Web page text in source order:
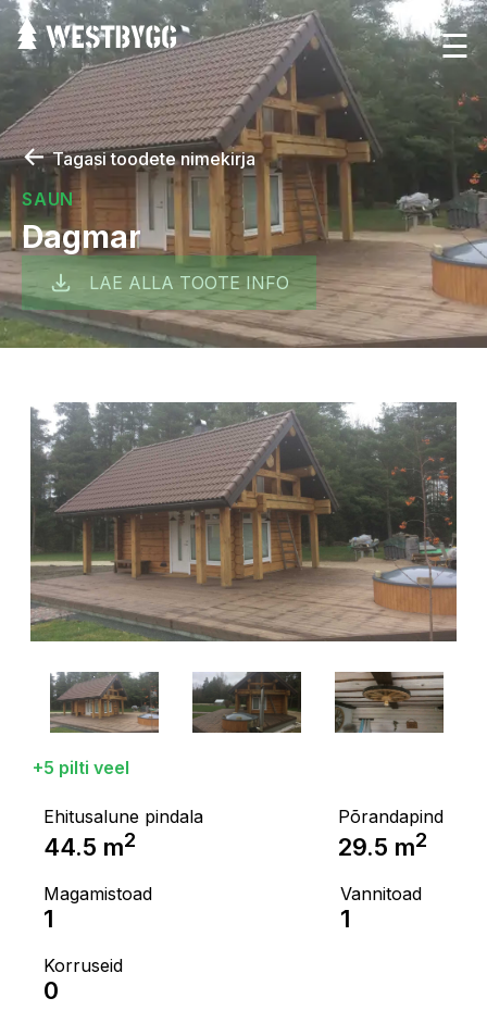
☰
← Tagasi toodete nimekirja
SAUN
Dagmar
LAE ALLA TOOTE INFO
+5 pilti veel
Ehitusalune pindala
44.5 m2
Põrandapind
29.5 m2
Magamistoad
1
Vannitoad
1
Korruseid
0